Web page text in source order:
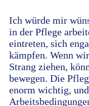
Ich würde mir
in der Pflege
eintreten, sich
kämpfen. Wenn
Strang ziehen,
bewegen. Die
enorm wichtig,